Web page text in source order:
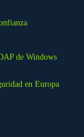
de Windows
en Europa